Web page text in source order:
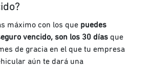
máximo con los que puedes
vencido, son los 30 díasque
de gracia en el que tu empresa
aún te dará una